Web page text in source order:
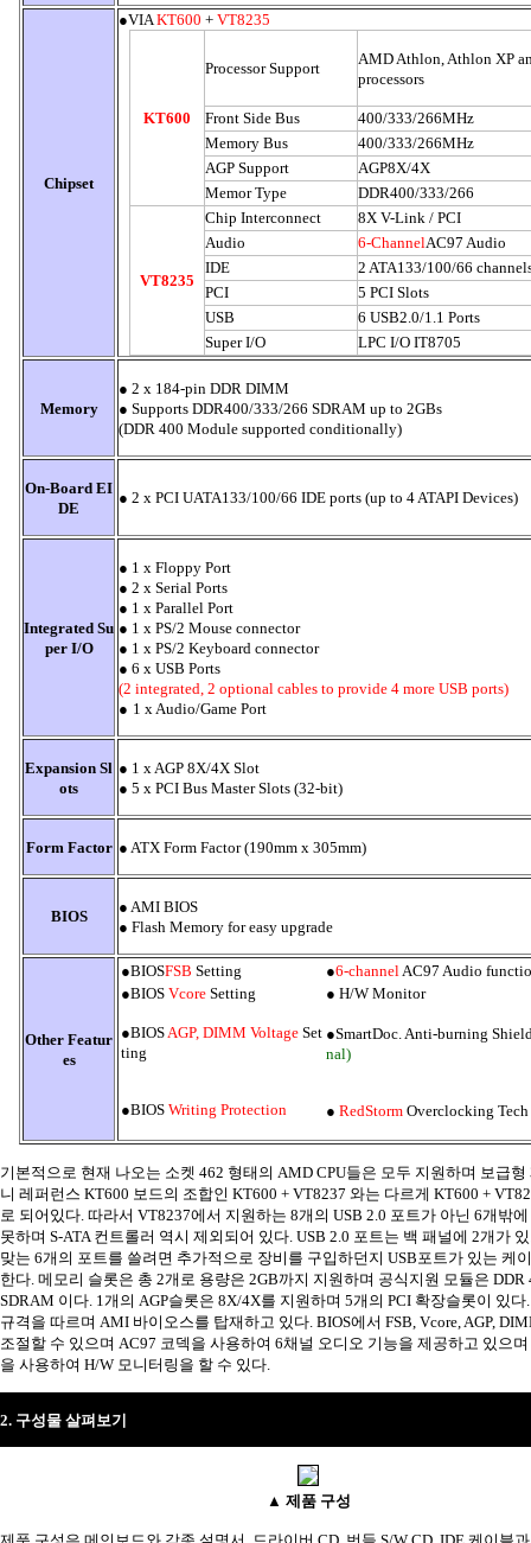
Chipset
●VIA KT600 + VT8235
KT600
Processor Support
AMD Athlon, Athlon XP
processors
Front Side Bus
400/333/266MHz
Memory Bus
400/333/266MHz
AGP Support
AGP8X/4X
Memor Type
DDR400/333/266
VT8235
Chip Interconnect
8X V-Link / PCI
Audio
6-ChannelAC97 Audio
IDE
2 ATA133/100/66
PCI
5 PCI Slots
USB
6 USB2.0/1.1 Ports
Super I/O
LPC I/O IT8705
Memory
● 2 x 184-pin DDR DIMM
● Supports DDR400/333/266 SDRAM up to 2GBs
(DDR 400 Module supported conditionally)
On-Board EI
DE
● 2 x PCI UATA133/100/66 IDE ports (up to 4 ATAPI Devices)
Integrated Su
per I/O
● 1 x Floppy Port
● 2 x Serial Ports
● 1 x Parallel Port
● 1 x PS/2 Mouse connector
● 1 x PS/2 Keyboard connector
● 6 x USB Ports
(2 integrated, 2 optional cables to provide 4 more USB ports)
● 1 x Audio/Game Port
Expansion Sl
ots
● 1 x AGP 8X/4X Slot
● 5 x PCI Bus Master Slots (32-bit)
Form Factor ● ATX Form Factor (190mm x 305mm)
BIOS
● AMI BIOS
● Flash Memory for easy upgrade
Other Featur
es
●BIOSFSB Setting ●6-channel AC97 Audio
●BIOS Vcore Setting ● H/W Monitor
●BIOS AGP, DIMM Voltage Set
ting
●SmartDoc. Anti-burning
nal)
●BIOS Writing Protection ● RedStorm Overclocking Tech
기본적으로 현재 나오는 소켓 462 형태의 AMD CPU들은 모두 지원하며 보급형
니 레퍼런스 KT600 보드의 조합인 KT600 + VT8237 와는 다르게 KT600 +
로 되어있다. 따라서 VT8237에서 지원하는 8개의 USB 2.0 포트가 아닌 6개밖
못하며 S-ATA 컨트롤러 역시 제외되어 있다. USB 2.0 포트는 백 패널에 2개가
맞는 6개의 포트를 쓸려면 추가적으로 장비를 구입하던지 USB포트가 있는 케
한다. 메모리 슬롯은 총 2개로 용량은 2GB까지 지원하며 공식지원 모듈은 DDR
SDRAM 이다. 1개의 AGP슬롯은 8X/4X를 지원하며 5개의 PCI 확장슬롯이 있다
규격을 따르며 AMI 바이오스를 탑재하고 있다. BIOS에서 FSB, Vcore, AGP,
조절할 수 있으며 AC97 코덱을 사용하여 6채널 오디오 기능을 제공하고 있으
을 사용하여 H/W 모니터링을 할 수 있다.
2. 구성물 살펴보기
▲ 제품 구성